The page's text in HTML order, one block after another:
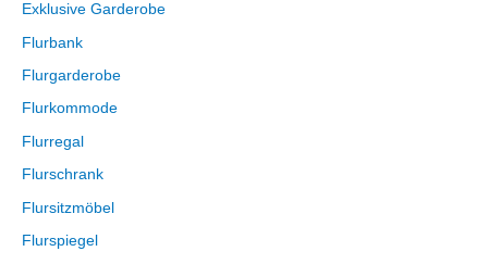
Exklusive Garderobe
Flurbank
Flurgarderobe
Flurkommode
Flurregal
Flurschrank
Flursitzmöbel
Flurspiegel